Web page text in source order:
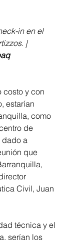
in en el
|
costo y con
estarían
como
de
dado a
que
Civil, Juan
técnica y el
serían los